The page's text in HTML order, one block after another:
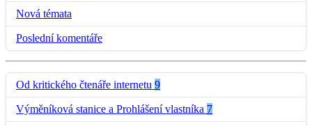
Nová témata
Poslední komentáře
Od kritického čtenáře internetu 9
Výměníková stanice a Prohlášení vlastníka 7